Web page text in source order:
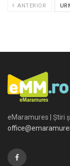
ANTERIOR
eMaramures | Știri